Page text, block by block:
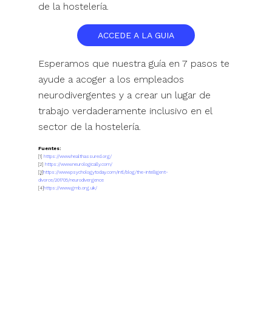
de la hostelería.
ACCEDE A LA GUIA
Esperamos que nuestra guía en 7 pasos te
ayude a acoger a los empleados
neurodivergentes y a crear un lugar de
trabajo verdaderamente inclusivo en el
sector de la hostelería.
Fuentes:
[1] https://www.healthassured.org/
[2] https://www.neurologically.com/
[3]https://www.psychologytoday.com/intl/blog/the-intelligent-
divorce/201705/neurodivergence
[4]https://www.gmb.org.uk/